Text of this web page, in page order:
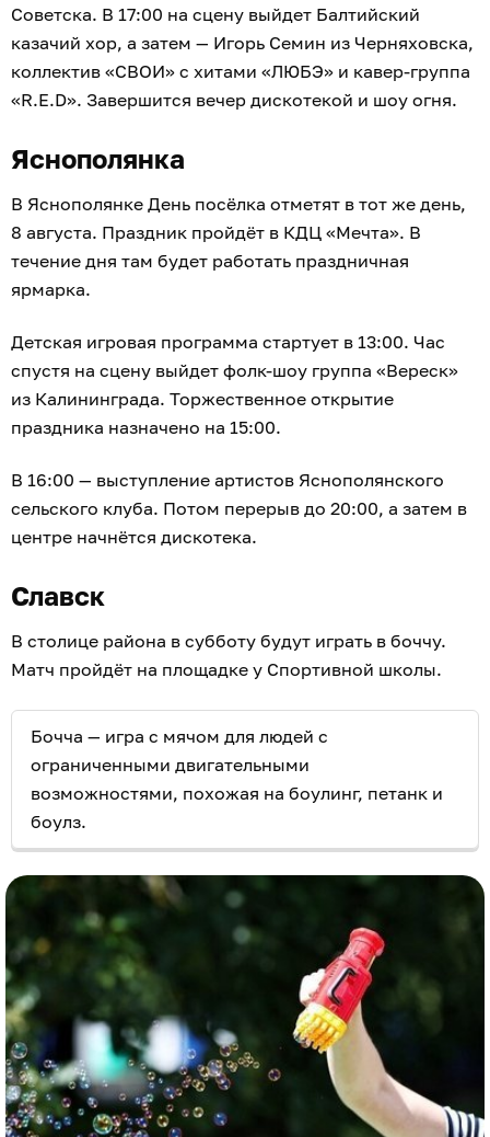
Советска. В 17:00 на сцену выйдет Балтийский
казачий хор, а затем — Игорь Семин из Черняховска,
коллектив «СВОИ» с хитами «ЛЮБЭ» и кавер-группа
«R.E.D». Завершится вечер дискотекой и шоу огня.
Яснополянка
В Яснополянке День посёлка отметят в тот же день,
8 августа. Праздник пройдёт в КДЦ «Мечта». В
течение дня там будет работать праздничная
ярмарка.
Детская игровая программа стартует в 13:00. Час
спустя на сцену выйдет фолк-шоу группа «Вереск»
из Калининграда. Торжественное открытие
праздника назначено на 15:00.
В 16:00 — выступление артистов Яснополянского
сельского клуба. Потом перерыв до 20:00, а затем в
центре начнётся дискотека.
Славск
В столице района в субботу будут играть в боччу.
Матч пройдёт на площадке у Спортивной школы.
Бочча — игра с мячом для людей с
ограниченными двигательными
возможностями, похожая на боулинг, петанк и
боулз.